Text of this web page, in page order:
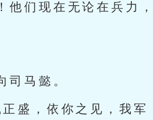
们现在无论在兵力，
司马懿。
盛，依你之见，我军